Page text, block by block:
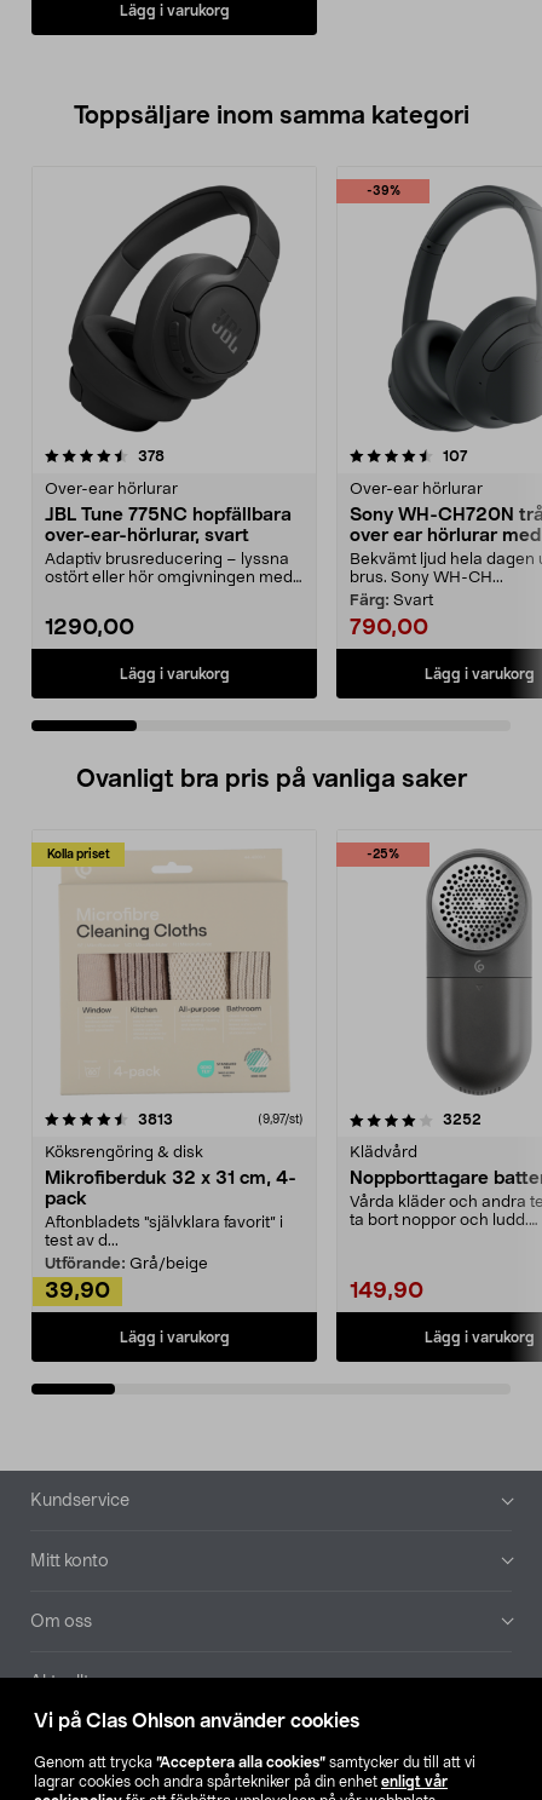
Vi på Clas Ohlson använder cookies
Genom att trycka ”Acceptera alla cookies” samtycker du till att vi
lagrar cookies och andra spårtekniker på din enhet enligt vår
Lägg i varukorg
Toppsäljare inom samma kategori
378recensioner
Over-ear hörlurar
JBL Tune 775NC hopfällbara
over-ear-hörlurar, svart
Adaptiv brusreducering – lyssna
ostört eller hör omgivningen med
1290,00
Lägg i varukorg
-39%
4.5 av 5 stjärnor 107
Over-ear hörlurar
Sony WH-CH720N
over ear hörlurar med
brusreducering
Bekvämt ljud hela dagen
brus. Sony WH-CH...
Färg: Svart
790,00
Lägg i varukorg
4.0 av 5 stjärnor
Ovanligt bra pris på vanliga saker
Kolla priset
3813 (9,97/st)
Köksrengöring & disk
Mikrofiberduk 32 x 31 cm, 4-
pack
Aftonbladets "självklara favorit” i
test av d...
Utförande: Grå/beige
39,90
Lägg i varukorg
-25%
4.0av 5 stjärnor 3252
Klädvård
Noppborttagare
Vårda kläder och andra
ta bort noppor och ludd.
149,90
Lägg i varukorg
4.5av 5 stjärnor
Sidfot
Kundservice
Mitt konto
Om oss
Aktuellt